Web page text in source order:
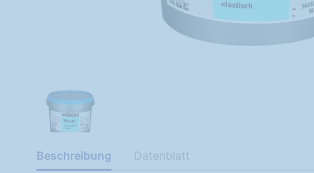
Beschreibung Datenblatt